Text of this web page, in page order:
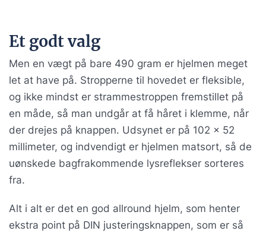
Et godt valg
Men en vægt på bare 490 gram er hjelmen meget
let at have på. Stropperne til hovedet er fleksible,
og ikke mindst er strammestroppen fremstillet på
en måde, så man undgår at få håret i klemme, når
der drejes på knappen. Udsynet er på 102 x 52
millimeter, og indvendigt er hjelmen matsort, så de
uønskede bagfrakommende lysreflekser sorteres
fra.
Alt i alt er det en god allround hjelm, som henter
ekstra point på DIN justeringsknappen, som er så